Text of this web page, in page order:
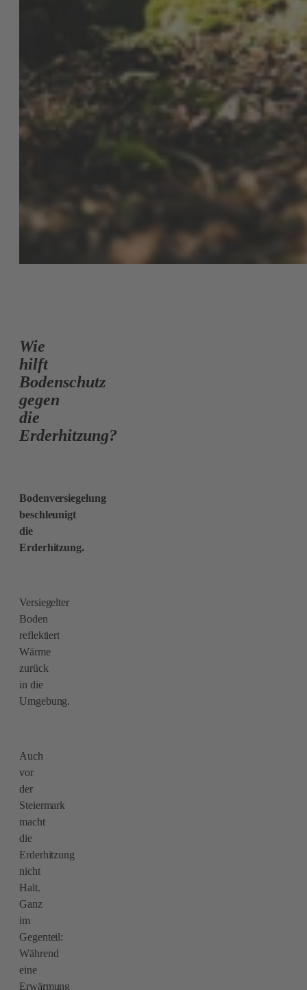
Wie
hilft
Bodenschutz
gegen
die
Erderhitzung?
Bodenversiegelung
beschleunigt
die
Erderhitzung.
Versiegelter
Boden
reflektiert
Wärme
zurück
in die
Umgebung.
Auch
vor
der
Steiermark
macht
die
Erderhitzung
nicht
Halt.
Ganz
im
Gegenteil:
Während
eine
Erwärmung